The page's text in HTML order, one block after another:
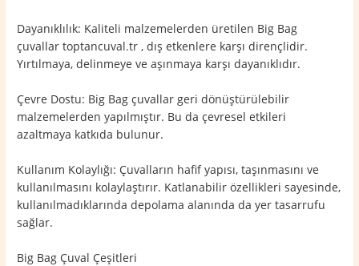
Dayanıklılık: Kaliteli malzemelerden üretilen Big Bag
çuvallar toptancuval.tr , dış etkenlere karşı dirençlidir.
Yırtılmaya, delinmeye ve aşınmaya karşı dayanıklıdır.
Çevre Dostu: Big Bag çuvallar geri dönüştürülebilir
malzemelerden yapılmıştır. Bu da çevresel etkileri
azaltmaya katkıda bulunur.
Kullanım Kolaylığı: Çuvalların hafif yapısı, taşınmasını ve
kullanılmasını kolaylaştırır. Katlanabilir özellikleri sayesinde,
kullanılmadıklarında depolama alanında da yer tasarrufu
sağlar.
Big Bag Çuval Çeşitleri